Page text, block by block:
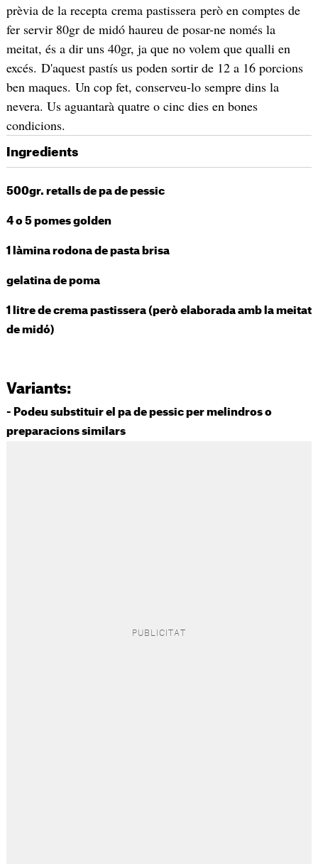
prèvia de la recepta crema pastissera però en comptes de
fer servir 80gr de midó haureu de posar-ne només la
meitat, és a dir uns 40gr, ja que no volem que qualli en
excés. D'aquest pastís us poden sortir de 12 a 16 porcions
ben maques. Un cop fet, conserveu-lo sempre dins la
nevera. Us aguantarà quatre o cinc dies en bones
condicions.
Ingredients
500gr. retalls de pa de pessic
4 o 5 pomes golden
1 làmina rodona de pasta brisa
gelatina de poma
1 litre de crema pastissera (però elaborada amb la meitat
de midó)
Variants:
- Podeu substituir el pa de pessic per melindros o
preparacions similars